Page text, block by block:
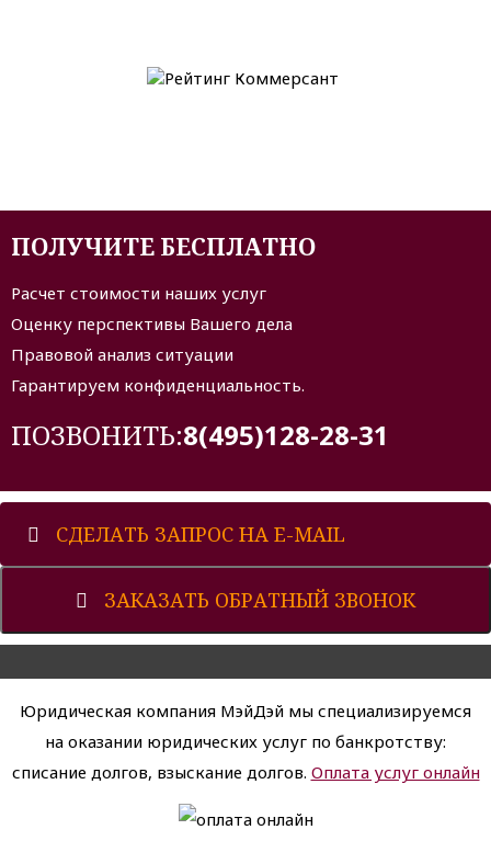
ПОЛУЧИТЕ БЕСПЛАТНО
Расчет стоимости наших услуг
Оценку перспективы Вашего дела
Правовой анализ ситуации
Гарантируем конфиденциальность.
ПОЗВОНИТЬ:8(495)128-28-31
СДЕЛАТЬ ЗАПРОС НА E-MAIL
ЗАКАЗАТЬ ОБРАТНЫЙ ЗВОНОК
Юридическая компания МэйДэй мы специализируемся
на оказании юридических услуг по банкротству:
списание долгов, взыскание долгов. Оплата услуг онлайн